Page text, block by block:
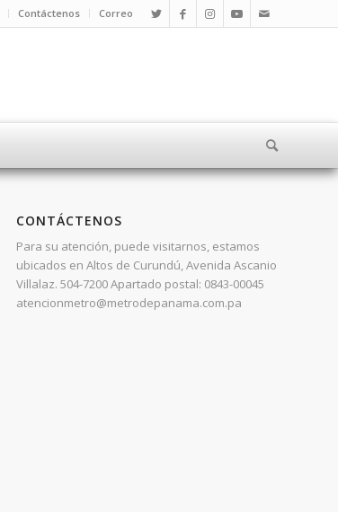
Contáctenos Correo
CONTÁCTENOS
Para su atención, puede visitarnos, estamos
ubicados en Altos de Curundú, Avenida Ascanio
Villalaz. 504-7200 Apartado postal: 0843-00045
atencionmetro@metrodepanama.com.pa